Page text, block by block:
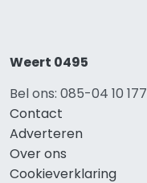
Weert 0495
Bel ons: 085-04 10 177
Contact
Adverteren
Over ons
Cookieverklaring